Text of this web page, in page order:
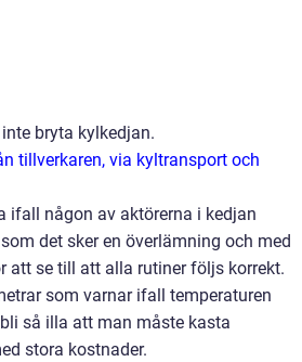
bryta kylkedjan.
tillverkaren, via kyltransport och
ifall någon av aktörerna i kedjan
det sker en överlämning och med
att se till att alla rutiner följs korrekt.
som varnar ifall temperaturen
så illa att man måste kasta
stora kostnader.